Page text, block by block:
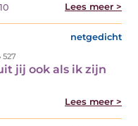
Lees meer >
netgedicht
527
jij ook als ik zijn
Lees meer >